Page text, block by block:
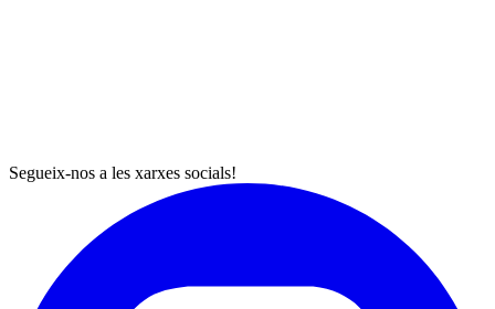
Segueix-nos a les xarxes socials!